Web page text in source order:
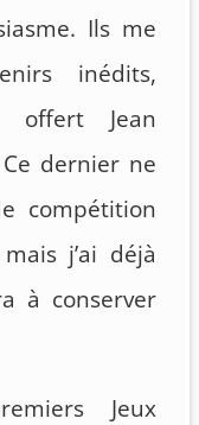
Ils me
inédits,
offert Jean
dernier ne
compétition
j’ai déjà
à conserver
Jeux